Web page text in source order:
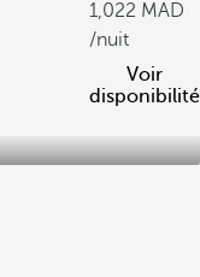
1,022
/nuit
Voir
disponibilité